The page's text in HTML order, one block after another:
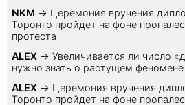
NKM → Церемония вручения
Торонто пройдет на фоне
протеста
ALEX → Увеличивается ли число
нужно знать о растущем феномене
ALEX → Церемония вручения
Торонто пройдет на фоне